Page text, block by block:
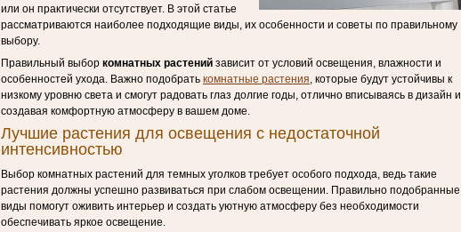
или он практически отсутствует. В этой статье
рассматриваются наиболее подходящие виды, их особенности и советы по правильному
выбору.
Правильный выбор комнатных растений зависит от условий освещения, влажности и
особенностей ухода. Важно подобрать комнатные растения, которые будут устойчивы к
низкому уровню света и смогут радовать глаз долгие годы, отлично вписываясь в дизайн и
создавая комфортную атмосферу в вашем доме.
Лучшие растения для освещения с недостаточной
интенсивностью
Выбор комнатных растений для темных уголков требует особого подхода, ведь такие
растения должны успешно развиваться при слабом освещении. Правильно подобранные
виды помогут оживить интерьер и создать уютную атмосферу без необходимости
обеспечивать яркое освещение.